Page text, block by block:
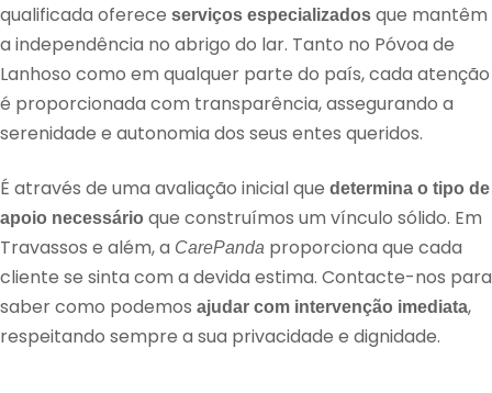
qualificada oferece serviços especializados que mantêm
a independência no abrigo do lar. Tanto no Póvoa de
Lanhoso como em qualquer parte do país, cada atenção
é proporcionada com transparência, assegurando a
serenidade e autonomia dos seus entes queridos.
É através de uma avaliação inicial que determina o tipo de
apoio necessário que construímos um vínculo sólido. Em
Travassos e além, a CarePanda proporciona que cada
cliente se sinta com a devida estima. Contacte-nos para
saber como podemos ajudar com intervenção imediata,
respeitando sempre a sua privacidade e dignidade.